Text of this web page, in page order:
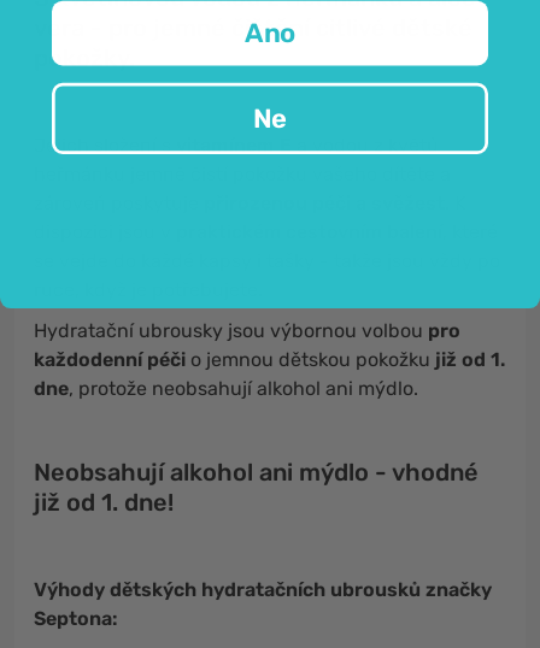
vera - pro jemné čištění citlivé dětské
pokožky.
Jejich složení svitamínem Ea vodou z květů
Hydratační ubrousky jsou výbornou volbou pro
každodenní péči o jemnou dětskou pokožku již od 1.
dne, protože neobsahují alkohol ani mýdlo.
Neobsahují alkohol ani mýdlo - vhodné
již od 1. dne!
Výhody dětských hydratačních ubrousků značky
Septona:
Ano
Ne